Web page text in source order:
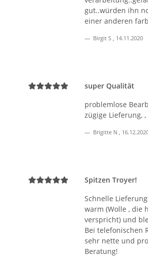
gut..würden ihn
einer anderen
Birgit S , 14.11.2020
super Qualität
problemlose
zügige Lieferung,
Brigitte N ,
Spitzen Troyer!
Schnelle
warm (Wolle , die
verspricht) und
Bei telefonischen
sehr nette und
Beratung!